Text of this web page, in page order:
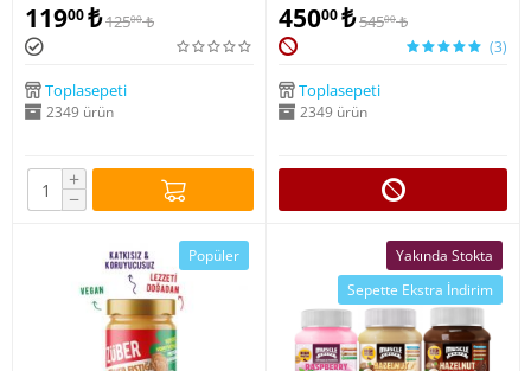
11900₺12500 ₺
Toplasepeti
2349 ürün
+
−
45000₺54500 ₺
(3)
Toplasepeti
2349 ürün
Popüler
Yakında Stokta
Sepette Ekstra İndirim